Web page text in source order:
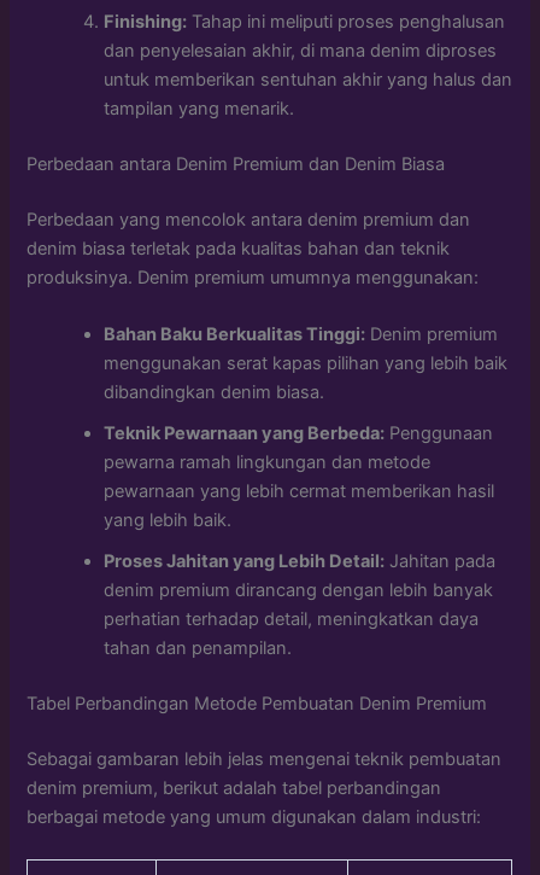
Finishing: Tahap ini meliputi proses penghalusan
dan penyelesaian akhir, di mana denim diproses
untuk memberikan sentuhan akhir yang halus dan
tampilan yang menarik.
Perbedaan antara Denim Premium dan Denim Biasa
Perbedaan yang mencolok antara denim premium dan
denim biasa terletak pada kualitas bahan dan teknik
produksinya. Denim premium umumnya menggunakan:
Bahan Baku Berkualitas Tinggi: Denim premium
menggunakan serat kapas pilihan yang lebih baik
dibandingkan denim biasa.
Teknik Pewarnaan yang Berbeda: Penggunaan
pewarna ramah lingkungan dan metode
pewarnaan yang lebih cermat memberikan hasil
yang lebih baik.
Proses Jahitan yang Lebih Detail: Jahitan pada
denim premium dirancang dengan lebih banyak
perhatian terhadap detail, meningkatkan daya
tahan dan penampilan.
Tabel Perbandingan Metode Pembuatan Denim Premium
Sebagai gambaran lebih jelas mengenai teknik pembuatan
denim premium, berikut adalah tabel perbandingan
berbagai metode yang umum digunakan dalam industri: